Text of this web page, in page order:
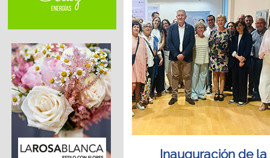
Inauguración de la